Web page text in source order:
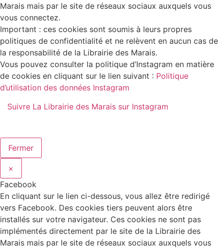
Marais mais par le site de réseaux sociaux auxquels vous
vous connectez.
Important : ces cookies sont soumis à leurs propres
politiques de confidentialité et ne relèvent en aucun cas de
la responsabilité de la Librairie des Marais.
Vous pouvez consulter la politique d’Instagram en matière
de cookies en cliquant sur le lien suivant : Politique
d’utilisation des données Instagram
Suivre La Librairie des Marais sur Instagram
Fermer
×
Facebook
En cliquant sur le lien ci-dessous, vous allez être redirigé
vers Facebook. Des cookies tiers peuvent alors être
installés sur votre navigateur. Ces cookies ne sont pas
implémentés directement par le site de la Librairie des
Marais mais par le site de réseaux sociaux auxquels vous